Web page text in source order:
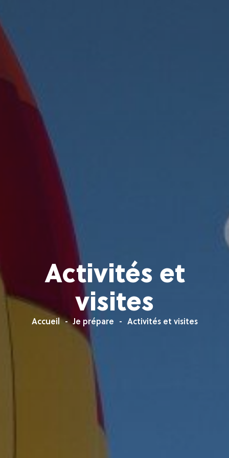
Activités et
visites
Accueil Je prépare Activités et visites